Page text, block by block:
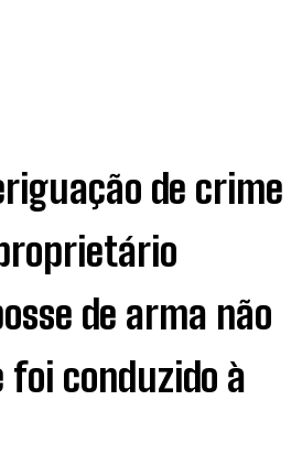
de crime
de arma não
conduzido à